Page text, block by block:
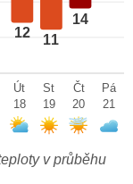
12 11
14
Út
18
St
19
Čt
20
Pá
21
v průběhu